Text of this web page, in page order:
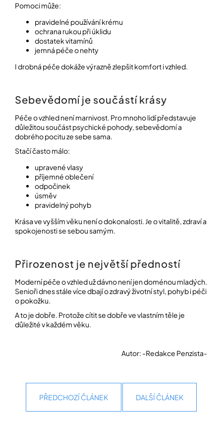
Pomoci může:
pravidelné používání krému
ochrana rukou při úklidu
dostatek vitamínů
jemná péče o nehty
I drobná péče dokáže výrazně zlepšit komfort i vzhled.
Sebevědomí je součástí krásy
Péče o vzhled není marnivost. Pro mnoho lidí představuje
důležitou součást psychické pohody, sebevědomí a
dobrého pocitu ze sebe sama.
Stačí často málo:
upravené vlasy
příjemné oblečení
odpočinek
úsměv
pravidelný pohyb
Krása ve vyšším věku není o dokonalosti. Je o vitalitě, zdraví a
spokojenosti se sebou samým.
Přirozenost je největší předností
Moderní péče o vzhled už dávno není jen doménou mladých.
Senioři dnes stále více dbají o zdravý životní styl, pohyb i péči
o pokožku.
A to je dobře. Protože cítit se dobře ve vlastním těle je
důležité v každém věku.
Autor: -Redakce Penzista-
PŘEDCHOZÍ ČLÁNEK DALŠÍ ČLÁNEK